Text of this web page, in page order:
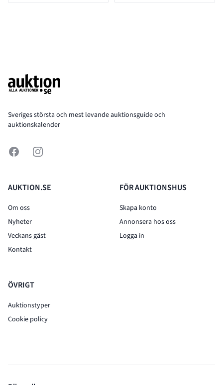
Sveriges största och mest levande auktionsguide och
auktionskalender
FacebookInstagram
AUKTION.SE
Om oss
Nyheter
Veckans gäst
Kontakt
ÖVRIGT
Auktionstyper
Cookie policy
FÖR AUKTIONSHUS
Skapa konto
Annonsera hos oss
Logga in